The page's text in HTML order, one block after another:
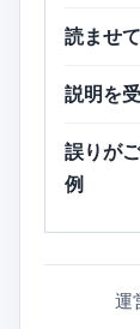
読ませ
説明を
誤りが
例
運